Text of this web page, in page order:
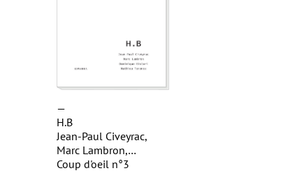
—
H.B
Jean-Paul Civeyrac,
Marc Lambron,
Dominique Ristori,
Coup d'oeil n°3